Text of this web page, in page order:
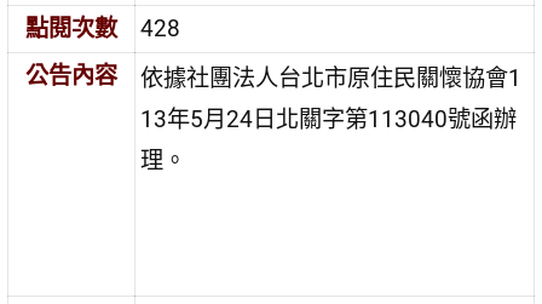
點閱次數
428
公告內容
依據社團法人台北市原住民關懷協會1
13年5月24日北關字第113040號函辦
理。